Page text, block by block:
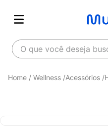
O que você deseja buscar?
Wellness Acessórios